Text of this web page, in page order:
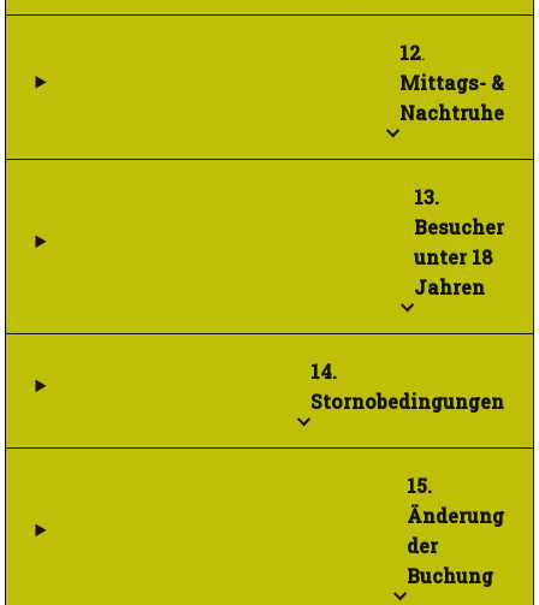
12.
Mittags- &
Nachtruhe
13.
Besucher
unter 18
Jahren
14.
Stornobedingungen
15.
Änderung
der
Buchung